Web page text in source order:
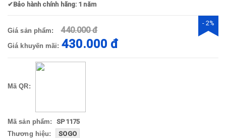
✔Bảo hành chính hãng: 1 năm
Giá sản phẩm: 440.000 đ
Giá khuyến mãi: 430.000 đ
- 2%
Mã QR:
Mã sản phẩm:
SP1175
Thương hiệu:
SOGO